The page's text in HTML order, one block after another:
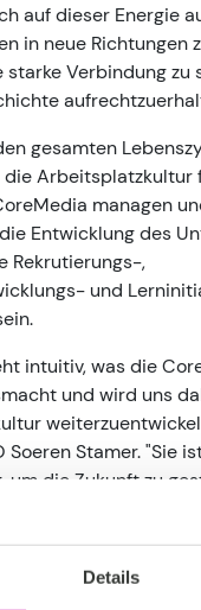
Details
auf dieser Energie
in neue Richtungen
Verbindung zu
gesamten
Arbeitsplatzkultur
managen
Entwicklung des
Rekrutierungs-,
und
intuitiv, was die
und wird uns
Soeren Stamer. "Sie
um die Zukunft zu
aber auch erfahren